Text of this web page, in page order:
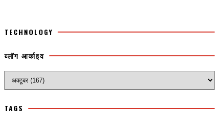
TECHNOLOGY
ब्लॉग आर्काइव
TAGS